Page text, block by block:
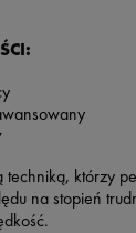
którzy
na stopień